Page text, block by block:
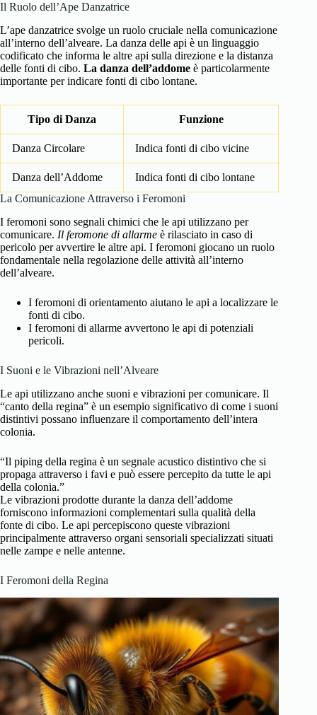
Il Ruolo dell’Ape Danzatrice
L’ape danzatrice svolge un ruolo cruciale nella comunicazione
all’interno dell’alveare. La danza delle api è un linguaggio
codificato che informa le altre api sulla direzione e la distanza
delle fonti di cibo. La danza dell’addome è particolarmente
importante per indicare fonti di cibo lontane.
Tipo di Danza Funzione
Danza Circolare Indica fonti di cibo vicine
Danza dell’Addome
Indica fonti di cibo lontane
La Comunicazione Attraverso i Feromoni
I feromoni sono segnali chimici che le api utilizzano per
comunicare. Il feromone di allarme è rilasciato in caso di
pericolo per avvertire le altre api. I feromoni giocano un ruolo
fondamentale nella regolazione delle attività all’interno
dell’alveare.
I feromoni di orientamento aiutano le api a localizzare le
fonti di cibo.
I feromoni di allarme avvertono le api di potenziali
pericoli.
I Suoni e le Vibrazioni nell’Alveare
Le api utilizzano anche suoni e vibrazioni per comunicare. Il
“canto della regina” è un esempio significativo di come i suoni
distintivi possano influenzare il comportamento dell’intera
colonia.
“Il piping della regina è un segnale acustico distintivo che si
propaga attraverso i favi e può essere percepito da tutte le api
della colonia.”
Le vibrazioni prodotte durante la danza dell’addome
forniscono informazioni complementari sulla qualità della
fonte di cibo. Le api percepiscono queste vibrazioni
principalmente attraverso organi sensoriali specializzati situati
nelle zampe e nelle antenne.
I Feromoni della Regina